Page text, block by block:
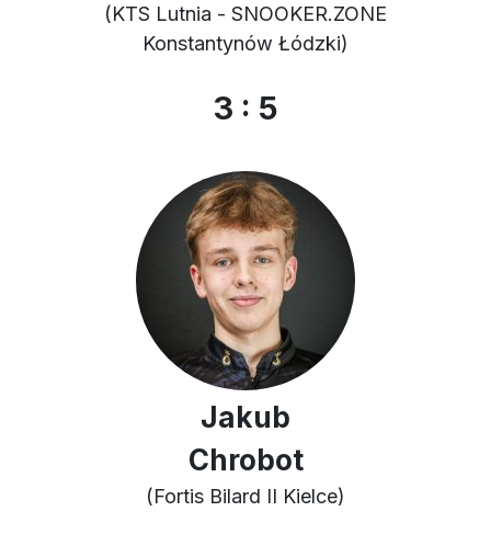
(KTS Lutnia - SNOOKER.ZONE
Konstantynów Łódzki)
3 : 5
Jakub
Chrobot
(Fortis Bilard II Kielce)